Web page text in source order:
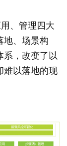
、管理四大
地、场景构
系，改变了以
难以落地的现